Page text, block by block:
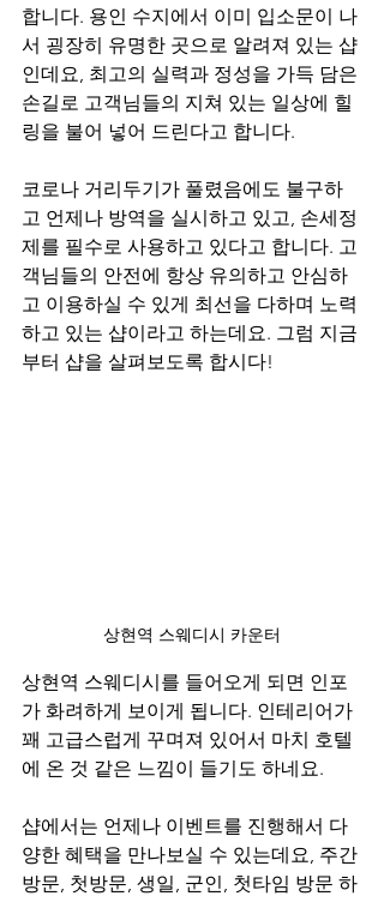
합니다. 용인 수지에서 이미 입소문이 나
서 굉장히 유명한 곳으로 알려져 있는 샵
인데요, 최고의 실력과 정성을 가득 담은
손길로 고객님들의 지쳐 있는 일상에 힐
링을 불어 넣어 드린다고 합니다.
코로나 거리두기가 풀렸음에도 불구하
고 언제나 방역을 실시하고 있고, 손세정
제를 필수로 사용하고 있다고 합니다. 고
객님들의 안전에 항상 유의하고 안심하
고 이용하실 수 있게 최선을 다하며 노력
하고 있는 샵이라고 하는데요. 그럼 지금
부터 샵을 살펴보도록 합시다!
상현역 스웨디시 카운터
상현역 스웨디시를 들어오게 되면 인포
가 화려하게 보이게 됩니다. 인테리어가
꽤 고급스럽게 꾸며져 있어서 마치 호텔
에 온 것 같은 느낌이 들기도 하네요.
샵에서는 언제나 이벤트를 진행해서 다
양한 혜택을 만나보실 수 있는데요, 주간
방문, 첫방문, 생일, 군인, 첫타임 방문 하